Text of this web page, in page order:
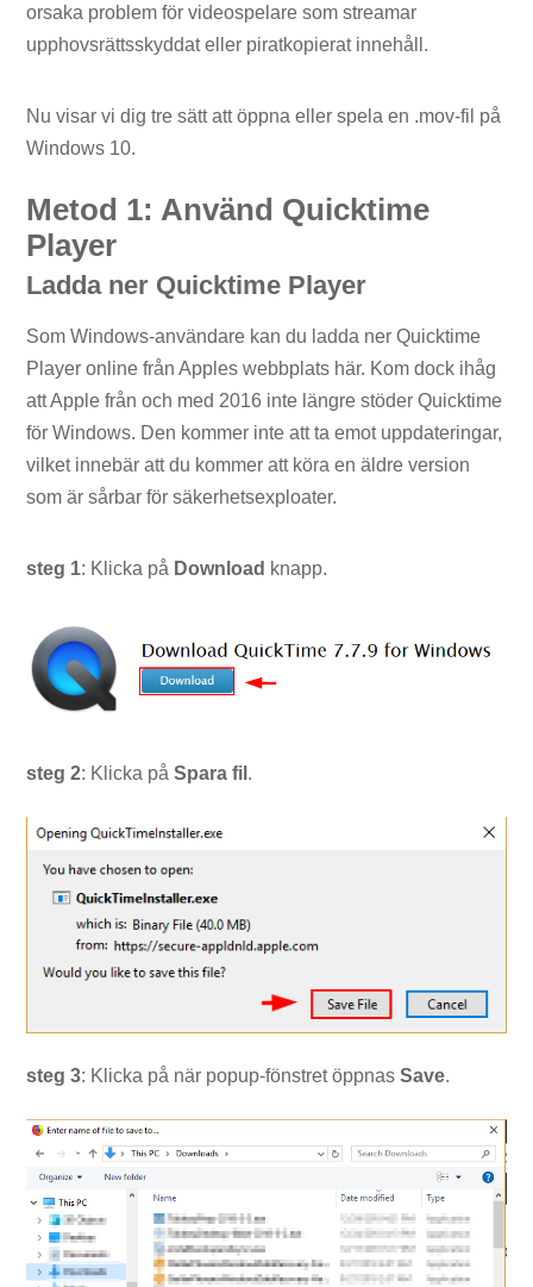
orsaka problem för videospelare som streamar
upphovsrättsskyddat eller piratkopierat innehåll.
Nu visar vi dig tre sätt att öppna eller spela en .mov-fil på
Windows 10.
Metod 1: Använd Quicktime
Player
Ladda ner Quicktime Player
Som Windows-användare kan du ladda ner Quicktime
Player online från Apples webbplats här. Kom dock ihåg
att Apple från och med 2016 inte längre stöder Quicktime
för Windows. Den kommer inte att ta emot uppdateringar,
vilket innebär att du kommer att köra en äldre version
som är sårbar för säkerhetsexploater.
steg 1: Klicka på Download knapp.
steg 2: Klicka påSpara fil .
steg 3: Klicka på när popup-fönstret öppnasSave.